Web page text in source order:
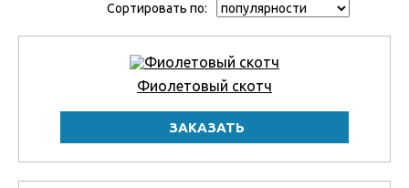
Сортировать по:
Фиолетовый скотч